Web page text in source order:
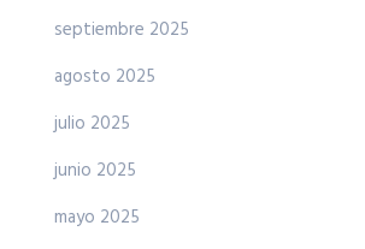
septiembre 2025
agosto 2025
julio 2025
junio 2025
mayo 2025